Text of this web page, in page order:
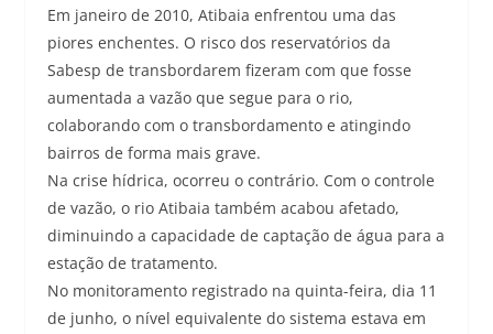
Em janeiro de 2010, Atibaia enfrentou uma das
piores enchentes. O risco dos reservatórios da
Sabesp de transbordarem fizeram com que fosse
aumentada a vazão que segue para o rio,
colaborando com o transbordamento e atingindo
bairros de forma mais grave.
Na crise hídrica, ocorreu o contrário. Com o controle
de vazão, o rio Atibaia também acabou afetado,
diminuindo a capacidade de captação de água para a
estação de tratamento.
No monitoramento registrado na quinta-feira, dia 11
de junho, o nível equivalente do sistema estava em